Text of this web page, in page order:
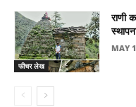
फीचर लेख
राणी
MAY